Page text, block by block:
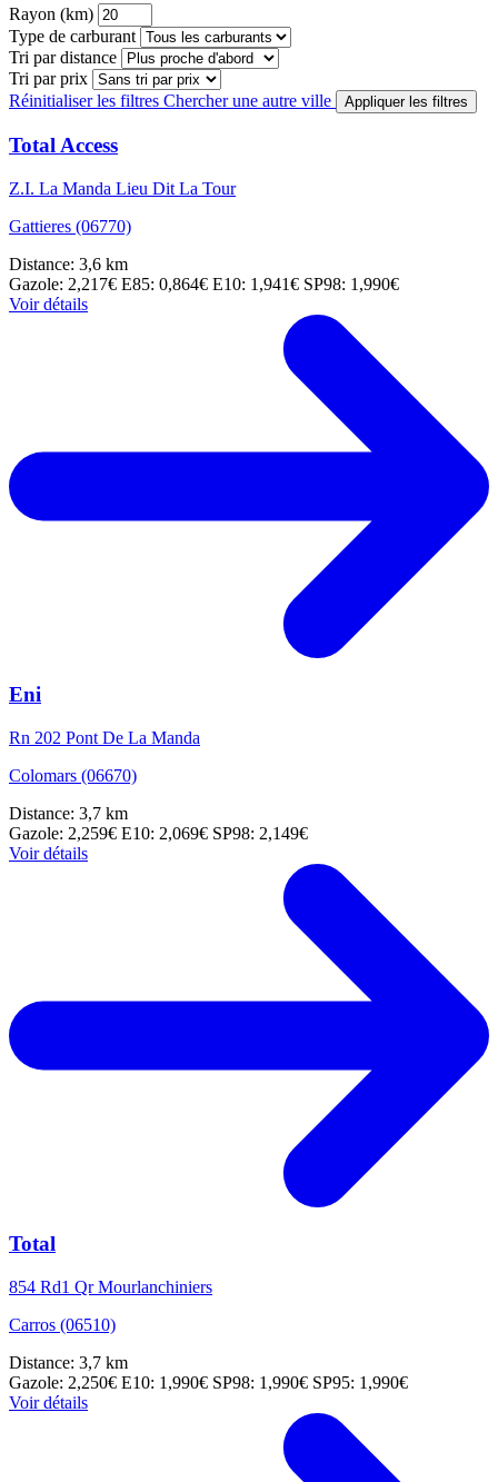
Rayon (km)
Type de carburant
Tri par distance
Tri par prix
Réinitialiser les filtres Chercher une autre ville Appliquer les filtres
Total Access
Z.I. La Manda Lieu Dit La Tour
Gattieres (06770)
Distance: 3,6 km
Gazole: 2,217€ E85: 0,864€ E10: 1,941€ SP98: 1,990€
Voir détails
Eni
Rn 202 Pont De La Manda
Colomars (06670)
Distance: 3,7 km
Gazole: 2,259€ E10: 2,069€ SP98: 2,149€
Voir détails
Total
854 Rd1 Qr Mourlanchiniers
Carros (06510)
Distance: 3,7 km
Gazole: 2,250€ E10: 1,990€ SP98: 1,990€ SP95: 1,990€
Voir détails